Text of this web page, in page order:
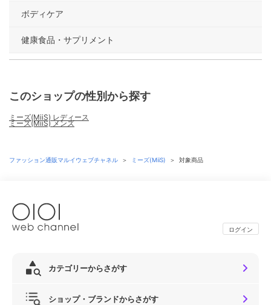
ボディケア
健康食品・サプリメント
このショップの性別から探す
ミーズ(MiiS) レディース
ミーズ(MiiS) メンズ
ファッション通販マルイウェブチャネル ＞ ミーズ(MiiS) ＞ 対象商品
ログイン
カテゴリーからさがす
ショップ・ブランドからさがす